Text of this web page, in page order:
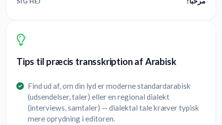
Tips til præcis transskription af Arabisk
Find ud af, om din lyd er moderne standardarabisk
(udsendelser, taler) eller en regional dialekt
(interviews, samtaler) — dialektal tale kræver typisk
mere oprydning i editoren.